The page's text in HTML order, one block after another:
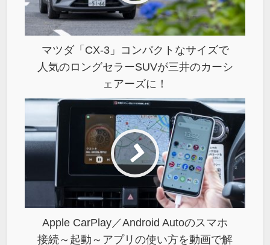
マツダ「CX-3」コンパクトなサイズで
人気のロングセラーSUVが三井のカーシ
ェアーズに！
Apple CarPlay／Android Autoのスマホ
接続～起動～アプリの使い方を動画で解